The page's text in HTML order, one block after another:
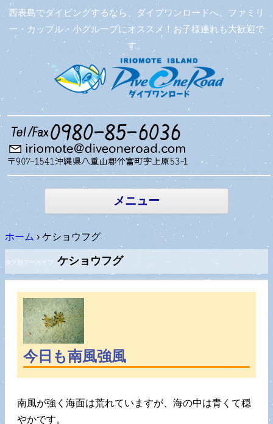
西表島でダイビングするなら、ダイブワンロードへ。ファミリ
ー・カップル・小グループにオススメ！お子様連れも大歓迎で
す。
メニュー
コンテン
ホーム › ケショウフグ
タグ別アーカイブ: ケショウフグ
今日も南風強風
南風が強く海面は荒れていますが、海の中は青くて穏
やかです。